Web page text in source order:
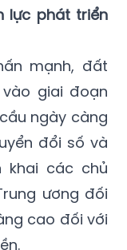
lực phát triển
mạnh, đất
giai đoạn
ngày càng
đổi số và
khai các chủ
ương đối
cao đối với